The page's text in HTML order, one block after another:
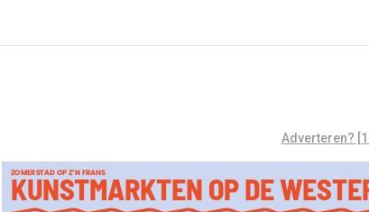
Adverteren?